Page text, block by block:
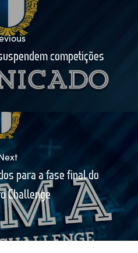
competições
para a fase final do
Challenge